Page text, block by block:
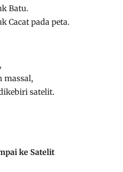
Batu.
Cacat pada peta.
massal,
satelit.
ke Satelit